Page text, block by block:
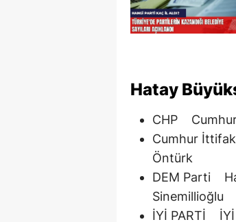
Hatay
CHP
Cumhur
Öntürk
DEM Parti
İYİ PARTİ